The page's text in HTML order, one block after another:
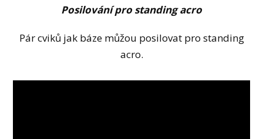
Posilování pro standing acro
Pár cviků jak báze můžou posilovat pro standing
acro.